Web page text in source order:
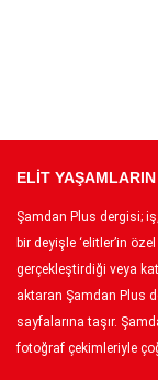
ELİT
Şamdan Plus dergisi;
bir deyişle ‘elitler’in
gerçekleştirdiği veya
aktaran Şamdan Plus
sayfalarına taşır.
fotoğraf çekimleriyle